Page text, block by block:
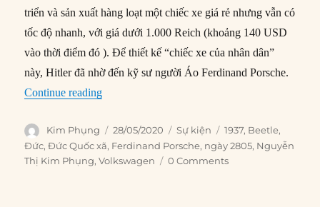
triển và sản xuất hàng loạt một chiếc xe giá rẻ nhưng vẫn có
tốc độ nhanh, với giá dưới 1.000 Reich (khoảng 140 USD
vào thời điểm đó ). Để thiết kế “chiếc xe của nhân dân”
này, Hitler đã nhờ đến kỹ sư người Áo Ferdinand Porsche.
Continue reading“28/05/1937: Volkswagen được thành lập”
Author
Kim Phụng
Posted
on
28/05/2020 Categories
Sự kiện Tags
1937, Beetle,
Đức,Đức Quốc xã, Ferdinand Porsche, ngày 2805, Nguyễn
Thị Kim Phụng,Volkswagen 0 Comments